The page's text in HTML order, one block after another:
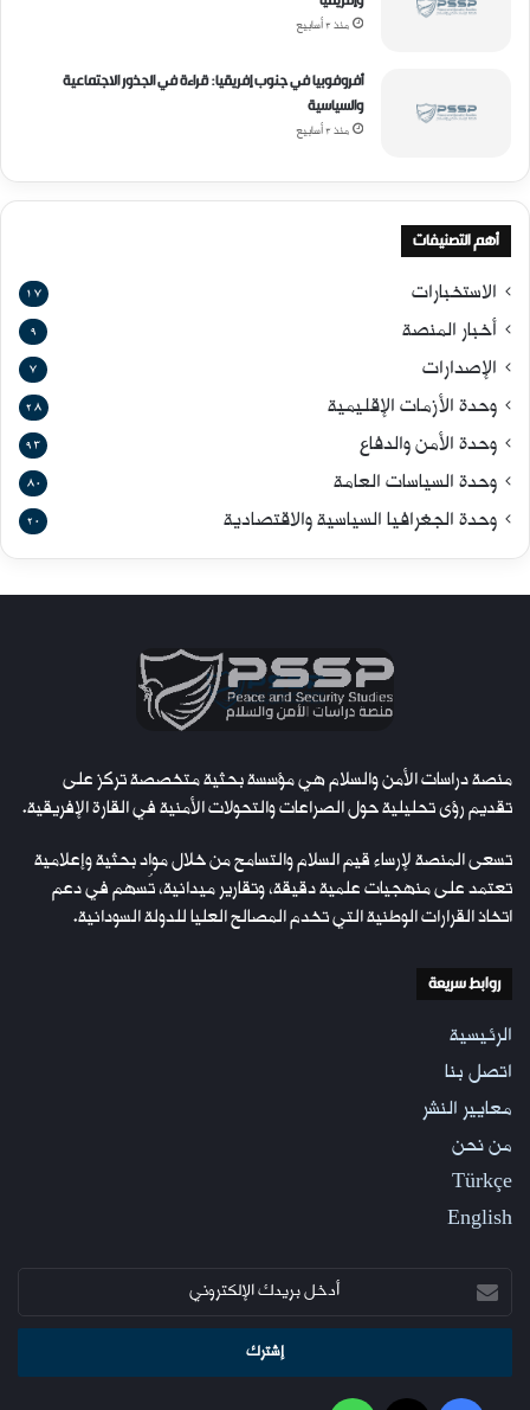
منذ 3 أسابيع
أفروفوبيا في جنوب إفريقيا: قراءة في الجذور الاجتماعية
والسياسية
منذ 3 أسابيع
أهم التصنيفات
الاستخبارات 17
أخبار المنصة 9
الإصدارات 7
وحدة الأزمات الإقليمية 28
وحدة الأمن والدفاع 93
وحدة السياسات العامة 80
وحدة الجغرافيا السياسية والاقتصادية 20
منصة دراسات الأمن والسلام هي مؤسسة بحثية متخصصة تركز على
تقديم رؤى تحليلية حول الصراعات والتحولات الأمنية في القارة الإفريقية.
تسعى المنصة لإرساء قيم السلام والتسامح من خلال مواد بحثية وإعلامية
تعتمد على منهجيات علمية دقيقة، وتقارير ميدانية، تُسهم في دعم
اتخاذ القرارات الوطنية التي تخدم المصالح العليا للدولة السودانية.
روابط سريعة
الرئيسية
اتصل بنا
معايير النشر
من نحن
Türkçe
English
أدخل
بريدك
الإلكتروني